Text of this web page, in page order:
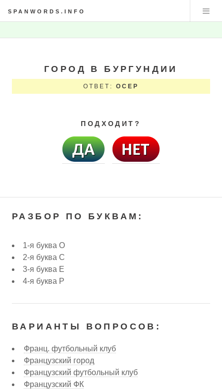
SPANWORDS.INFO
ГОРОД В БУРГУНДИИ
ОТВЕТ:ОСЕР
ПОДХОДИТ?
РАЗБОР ПО БУКВАМ:
1-я буква О
2-я буква С
3-я буква Е
4-я буква Р
ВАРИАНТЫ ВОПРОСОВ:
Франц. футбольный клуб
Французский город
Французский футбольный клуб
Французский ФК